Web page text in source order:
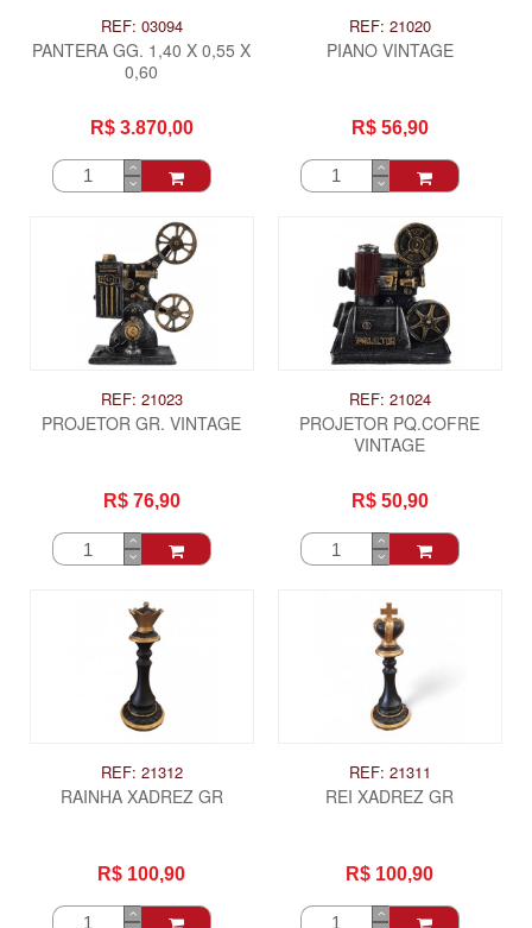
REF: 03094
PANTERA GG. 1,40 X 0,55 X
0,60
R$ 3.870,00
REF: 21020
PIANO VINTAGE
R$ 56,90
REF: 21023
PROJETOR GR. VINTAGE
R$ 76,90
REF: 21024
PROJETOR PQ.COFRE
VINTAGE
R$ 50,90
REF: 21312
RAINHA XADREZ GR
R$ 100,90
REF: 21311
REI XADREZ GR
R$ 100,90